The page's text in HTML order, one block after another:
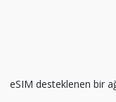
eSIM desteklenen bir